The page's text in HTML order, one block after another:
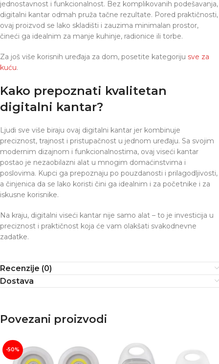
jednostavnost i funkcionalnost. Bez komplikovanih podešavanja,
digitalni kantar odmah pruža tačne rezultate. Pored praktičnosti,
ovaj proizvod se lako skladišti i zauzima minimalan prostor,
čineći ga idealnim za manje kuhinje, radionice ili torbe.
Za još više korisnih uređaja za dom, posetite kategoriju sve za
kuću.
Kako prepoznati kvalitetan
digitalni kantar?
Ljudi sve više biraju ovaj digitalni kantar jer kombinuje
preciznost, trajnost i pristupačnost u jednom uređaju. Sa svojim
modernim dizajnom i funkcionalnostima, ovaj viseći kantar
postao je nezaobilazni alat u mnogim domaćinstvima i
poslovima. Kupci ga prepoznaju po pouzdanosti i prilagodljivosti,
a činjenica da se lako koristi čini ga idealnim i za početnike i za
iskusne korisnike.
Na kraju, digitalni viseći kantar nije samo alat – to je investicija u
preciznost i praktičnost koja će vam olakšati svakodnevne
zadatke.
Recenzije (0)
Dostava
Povezani proizvodi
-50%